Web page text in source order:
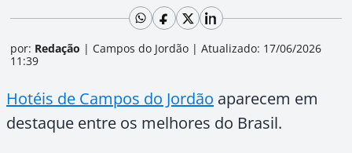
por: Redação | Campos do Jordão | Atualizado: 17/06/2026
11:39
Hotéis de Campos do Jordão aparecem em
destaque entre os melhores do Brasil.